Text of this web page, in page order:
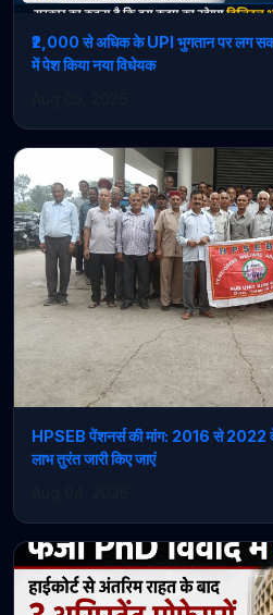
₹2,000 से अधिक के UPI भुगतान पर लग
में पेश किया नया विधेयक
HPSEB पेंशनर्स की मांग: 2016 से 2022 के
लाभ तुरंत जारी किए जाएं